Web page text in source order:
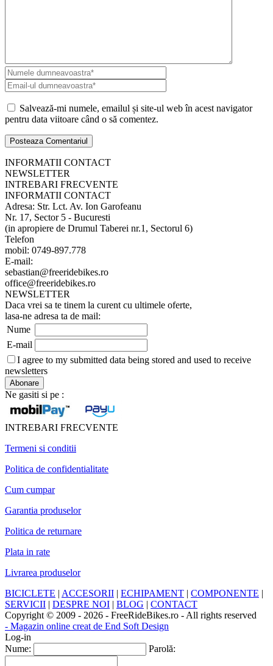
Salvează-mi numele, emailul și site-ul web în acest navigator
pentru data viitoare când o să comentez.
INFORMATII CONTACT
NEWSLETTER
INTREBARI FRECVENTE
INFORMATII CONTACT
Adresa: Str. Lct. Av. Ion Garofeanu
Nr. 17, Sector 5 - Bucuresti
(in apropiere de Drumul Taberei nr.1, Sectorul 6)
Telefon
mobil: 0749-897.778
E-mail:
sebastian@freeridebikes.ro
office@freeridebikes.ro
NEWSLETTER
Daca vrei sa te tinem la curent cu ultimele oferte,
lasa-ne adresa ta de mail:
Nume
E-mail
I agree to my submitted data being stored and used to receive
newsletters
Ne gasiti si pe :
INTREBARI FRECVENTE
Termeni si conditii
Politica de confidentialitate
Cum cumpar
Garantia produselor
Politica de returnare
Plata in rate
Livrarea produselor
BICICLETE | ACCESORII | ECHIPAMENT | COMPONENTE |
SERVICII | DESPRE NOI | BLOG | CONTACT
Copyright © 2009 - 2026 - FreeRideBikes.ro - All rights reserved
- Magazin online creat de End Soft Design
Log-in
Nume:
Parolă: